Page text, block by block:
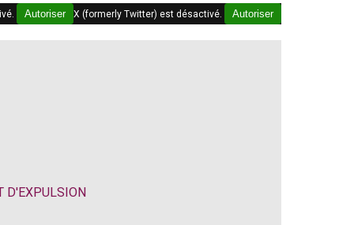
X (formerly Twitter) est désactivé. Autoriser
Autoriser
D'EXPULSION